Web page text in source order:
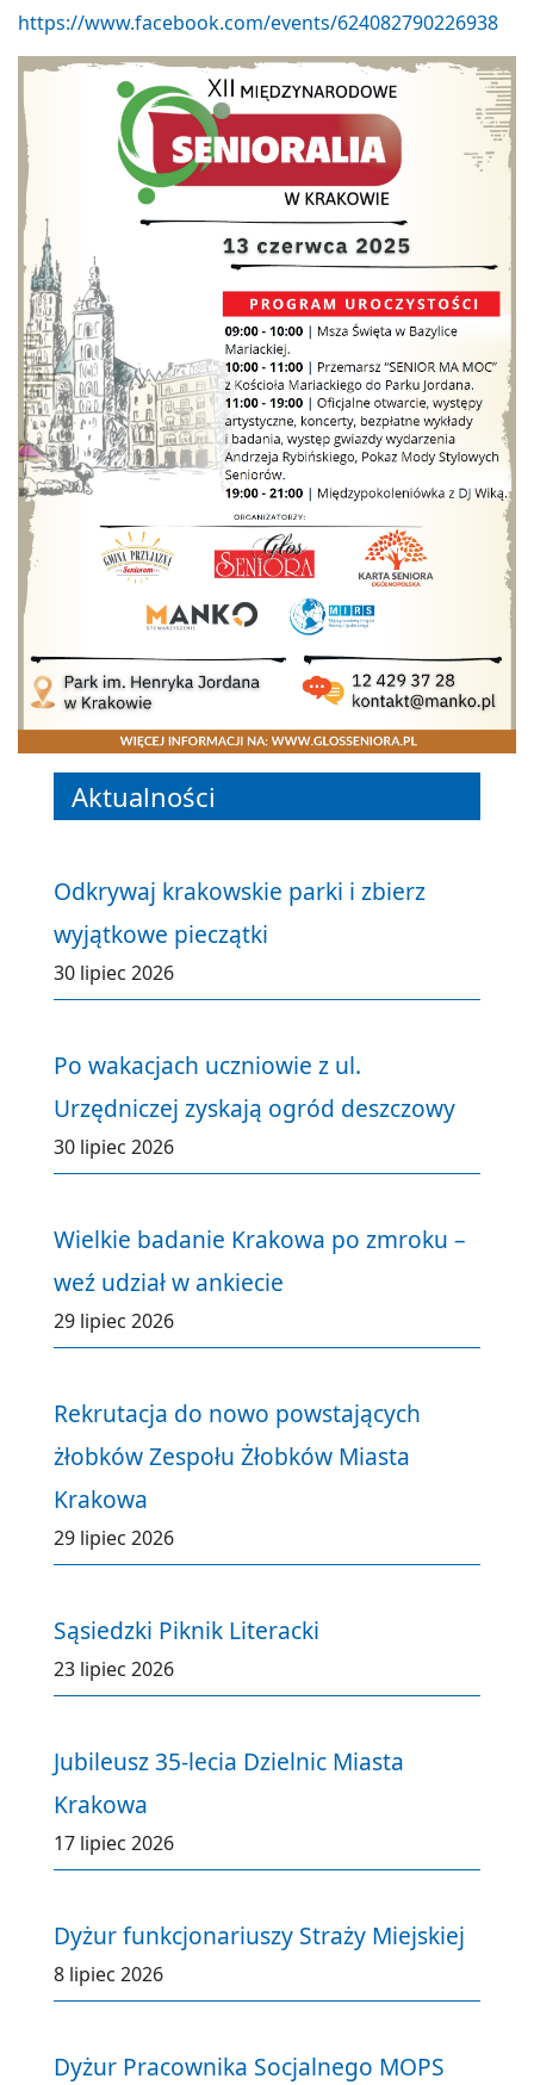
https://www.facebook.com/events/624082790226938
Aktualności
Odkrywaj krakowskie parki i zbierz
wyjątkowe pieczątki
30 lipiec 2026
Po wakacjach uczniowie z ul.
Urzędniczej zyskają ogród deszczowy
30 lipiec 2026
Wielkie badanie Krakowa po zmroku –
weź udział w ankiecie
29 lipiec 2026
Rekrutacja do nowo powstających
żłobków Zespołu Żłobków Miasta
Krakowa
29 lipiec 2026
Sąsiedzki Piknik Literacki
23 lipiec 2026
Jubileusz 35-lecia Dzielnic Miasta
Krakowa
17 lipiec 2026
Dyżur funkcjonariuszy Straży Miejskiej
8 lipiec 2026
Dyżur Pracownika Socjalnego MOPS